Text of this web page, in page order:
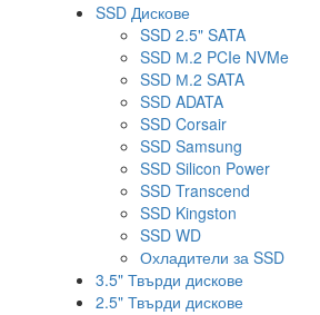
SSD Дискове
SSD 2.5" SATA
SSD М.2 PCIe NVMe
SSD М.2 SATA
SSD ADATA
SSD Corsair
SSD Samsung
SSD Silicon Power
SSD Transcend
SSD Kingston
SSD WD
Охладители за SSD
3.5" Твърди дискове
2.5" Твърди дискове